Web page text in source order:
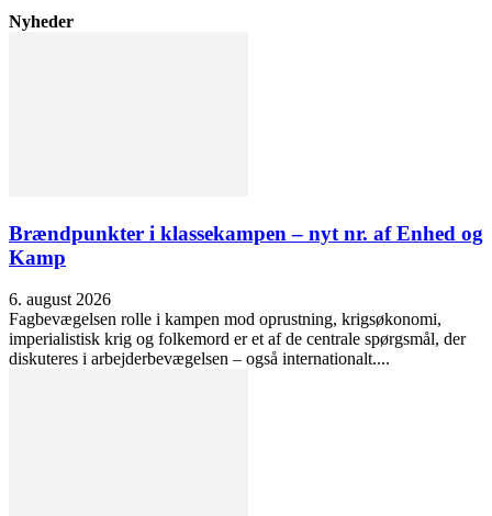
Nyheder
Brændpunkter i klassekampen – nyt nr. af Enhed og
Kamp
6. august 2026
Fagbevægelsen rolle i kampen mod oprustning, krigsøkonomi,
imperialistisk krig og folkemord er et af de centrale spørgsmål, der
diskuteres i arbejderbevægelsen – også internationalt....